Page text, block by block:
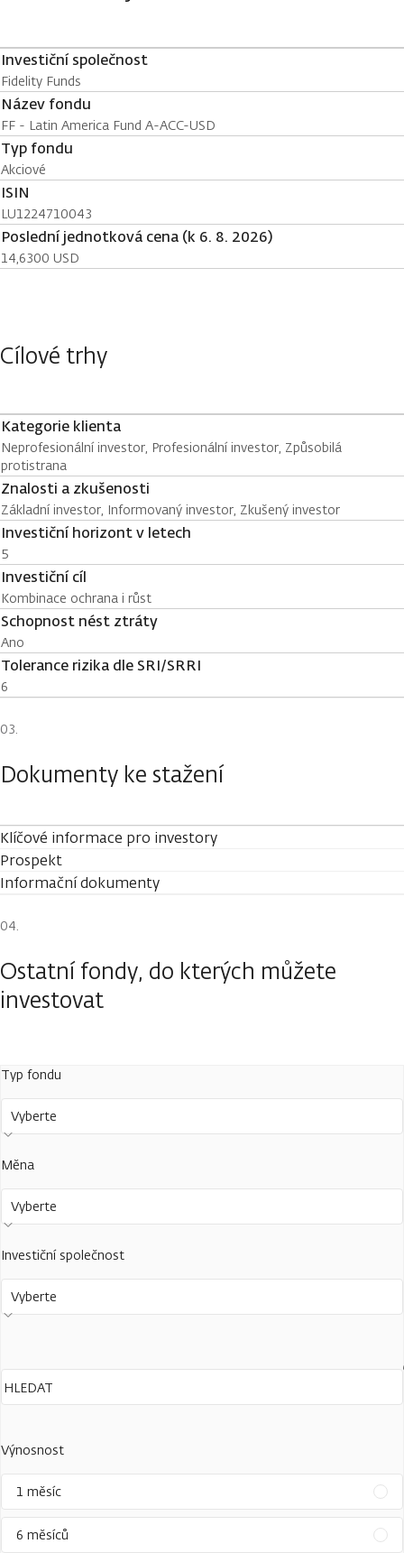
Investiční společnost
Fidelity Funds
Název fondu
FF - Latin America Fund A-ACC-USD
Typ fondu
Akciové
ISIN
LU1224710043
Poslední jednotková cena (k 6. 8. 2026)
14,6300 USD
Cílové trhy
Kategorie klienta
Neprofesionální investor, Profesionální investor, Způsobilá
protistrana
Znalosti a zkušenosti
Základní investor, Informovaný investor, Zkušený investor
Investiční horizont v letech
5
Investiční cíl
Kombinace ochrana i růst
Schopnost nést ztráty
Ano
Tolerance rizika dle SRI/SRRI
6
Dokumenty ke stažení
Klíčové informace pro investory
Prospekt
Informační dokumenty
Ostatní fondy, do kterých můžete
investovat
Typ fondu
Vyberte
Měna
Vyberte
Investiční společnost
Vyberte
Výnosnost
1 měsíc
6 měsíců